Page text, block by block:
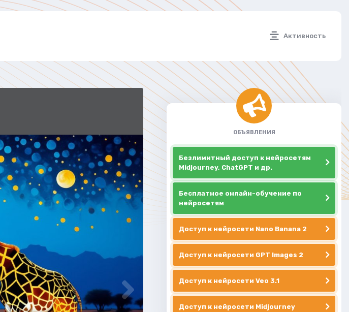
Активность
ОБЪЯВЛЕНИЯ
Безлимитный доступ к нейросетям
Midjourney, ChatGPT и др.
Бесплатное онлайн-обучение по
нейросетям
Доступ к нейросети Nano Banana 2
Доступ к нейросети GPT Images 2
Доступ к нейросети Veo 3.1
Доступ к нейросети Midjourney